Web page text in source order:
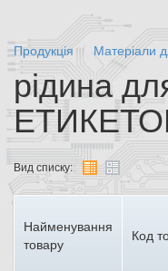
Продукція Матеріали
рідина
Вид списку:
Найменування
товару
Код